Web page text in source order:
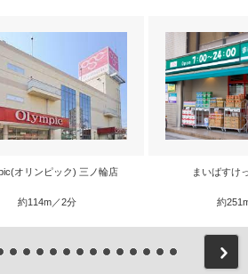
オリンピック) 三ノ輪店
約114m／2分
まいばすけ
約